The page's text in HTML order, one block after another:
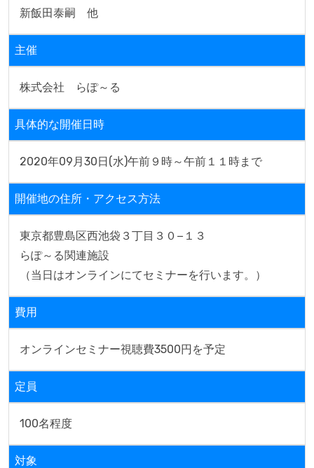
新飯田泰嗣　他
主催
株式会社　らぽ～る
具体的な開催日時
2020年09月30日(水)午前９時～午前１１時まで
開催地の住所・アクセス方法
東京都豊島区西池袋３丁目３０−１３
らぽ～る関連施設
（当日はオンラインにてセミナーを行います。）
費用
オンラインセミナー視聴費3500円を予定
定員
100名程度
対象